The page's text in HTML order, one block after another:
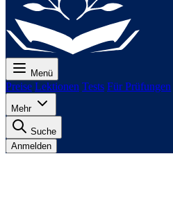
Menü
Preise Lektionen Tests Für Prüfungen
Mehr
Suche
Anmelden